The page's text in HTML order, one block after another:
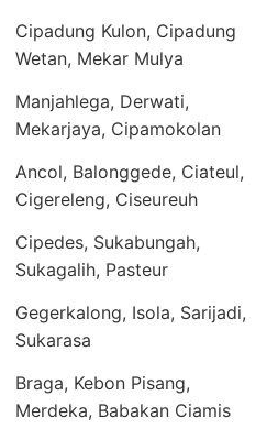
Cipadung Kulon, Cipadung
Wetan, Mekar Mulya
Manjahlega, Derwati,
Mekarjaya, Cipamokolan
Ancol, Balonggede, Ciateul,
Cigereleng, Ciseureuh
Cipedes, Sukabungah,
Sukagalih, Pasteur
Gegerkalong, Isola, Sarijadi,
Sukarasa
Braga, Kebon Pisang,
Merdeka, Babakan Ciamis